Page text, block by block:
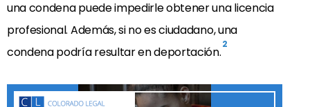
una condena puede impedirle obtener una licencia
profesional. Además, si no es ciudadano, una
condena podría resultar en deportación.2